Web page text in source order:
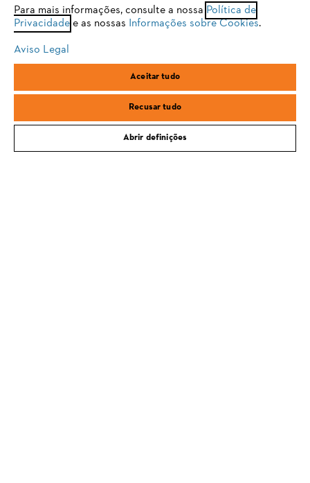
Email
Subscrever a newsletter
firefox chrome
safari edge
Para mais informações, consulte a nossa Política de
Privacidadee as nossas Informações sobre Cookies.
Aviso Legal
Aceitar tudo
Recusar tudo
Abrir definições